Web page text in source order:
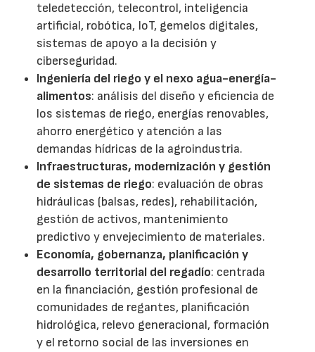
teledetección, telecontrol, inteligencia
artificial, robótica, IoT, gemelos digitales,
sistemas de apoyo a la decisión y
ciberseguridad.
Ingeniería del riego y el nexo agua-energía-
alimentos: análisis del diseño y eficiencia de
los sistemas de riego, energías renovables,
ahorro energético y atención a las
demandas hídricas de la agroindustria.
Infraestructuras, modernización y gestión
de sistemas de riego: evaluación de obras
hidráulicas (balsas, redes), rehabilitación,
gestión de activos, mantenimiento
predictivo y envejecimiento de materiales.
Economía, gobernanza, planificación y
desarrollo territorial del regadío: centrada
en la financiación, gestión profesional de
comunidades de regantes, planificación
hidrológica, relevo generacional, formación
y el retorno social de las inversiones en